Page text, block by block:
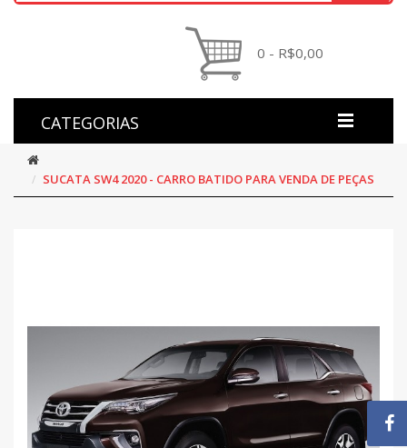
0 - R$0,00
CATEGORIAS
SUCATA SW4 2020 - CARRO BATIDO PARA VENDA DE PEÇAS